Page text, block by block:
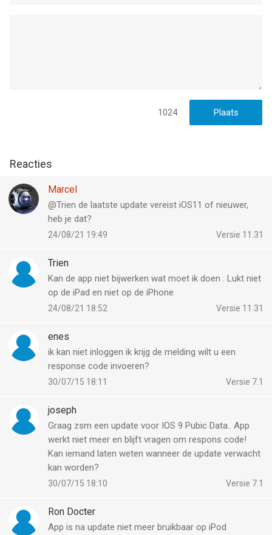
1024
Reacties
Marcel
@Trien de laatste update vereist iOS11 of nieuwer,
heb je dat?
Versie 11.31
24/08/21 19:49
Trien
Kan de app niet bijwerken wat moet ik doen . Lukt niet
op de iPad en niet op de iPhone
Versie 11.31
24/08/21 18:52
enes
ik kan niet inloggen ik krijg de melding wilt u een
response code invoeren?
Versie 7.1
30/07/15 18:11
joseph
Graag zsm een update voor IOS 9 Pubic Data.. App
werkt niet meer en blijft vragen om respons code!
Kan iemand laten weten wanneer de update verwacht
kan worden?
Versie 7.1
30/07/15 18:10
Ron Docter
App is na update niet meer bruikbaar op iPod